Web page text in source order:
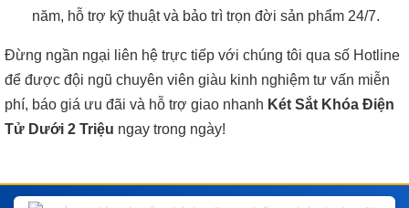
năm, hỗ trợ kỹ thuật và bảo trì trọn đời sản phẩm 24/7.
Đừng ngần ngại liên hệ trực tiếp với chúng tôi qua số Hotline
để được đội ngũ chuyên viên giàu kinh nghiệm tư vấn miễn
phí, báo giá ưu đãi và hỗ trợ giao nhanh Két Sắt Khóa Điện
Tử Dưới 2 Triệu ngay trong ngày!